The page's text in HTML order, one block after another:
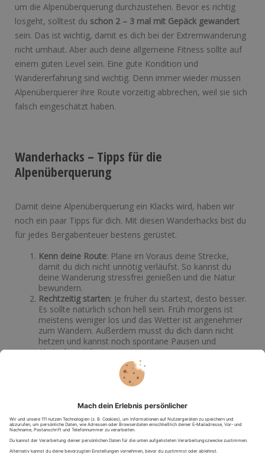
um die Alpenüberquerung durchzustehen. Bevor es richtig
losgeht, solltest du schon 2 – 3 mal mit Gepäck gewandert
sein. Das ist wichtig, damit es dich bei der Extremwanderung
nicht umhaut. Aber auch deine allgemeine Fitness sollte auf
einem guten Level sein. Eine gute Kondition und
Wandererfahrung sind wichtig. Denn immer wieder müssen
Alpenüberquerer ihre Route vorzeitig abbrechen, weil sie sich
falsch eingeschätzt haben.
Wanderhacks – Tipps für die
Alpenüberquerung
Damit deine Alpenüberquerung ein Klacks wird, haben wir
noch ein paar Tipps für dich. Mit diesen Wanderhacks bist du
für jedes Bergabenteuer bestens gerüstet.
Kenn deine Route: Plane im Voraus deine Strecke,
damit du dich nicht unnötig verläufst. So kannst du
deine Wanderung stressfrei genießen und die Natur
bewundern.
Rechtzeitig starten: Je früher du startest, desto besser.
Es sollte natürlich schon hell sein. Früh morgens ist
meistens weniger los und das Wetter ist angenehmer
zum Wandern. Außerdem musst du dich dann nicht
hetzen und kannst noch spontane Pausen und
Abstecher einlegen.
: Damit du die Weitwanderung
auch gut überstehst solltest du deinem Körper auch
etwas Ruhe gönnen. Achte auf genug Schlaf und
Wasser sollte auf jeder Wanderung dabei sein.
Kreislauf ankurbeln: Eine Wanderung kann schon echt
anstrengend werden. Daher solltest du auch
gewappnet sein, wenn dein Kreislauf mal ein bisschen
schwächer wird. Traubenzucker oder Müsliriegel eignen